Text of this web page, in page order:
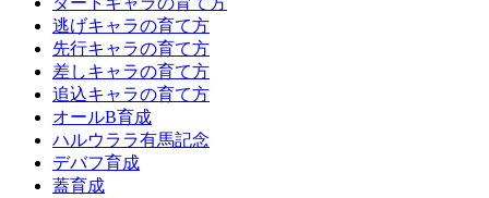
逃げキャラの育て方
先行キャラの育て方
差しキャラの育て方
追込キャラの育て方
オールB育成
ハルウララ有馬記念
デバフ育成
蓋育成